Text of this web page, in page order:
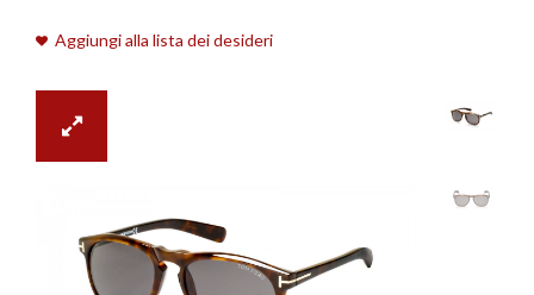
Aggiungi alla lista dei desideri